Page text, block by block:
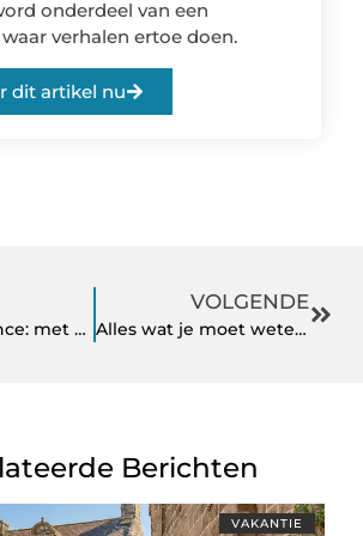
onderdeel van een
verhalen ertoe doen.
dit artikel nu
Swim in Balance: met vertrouwen en plezier leren zwemmen als volwassene
VOLGENDE
Alles wat je moet weten over het kopen van een Office 2019 licentie
Berichten
VAKANTIE